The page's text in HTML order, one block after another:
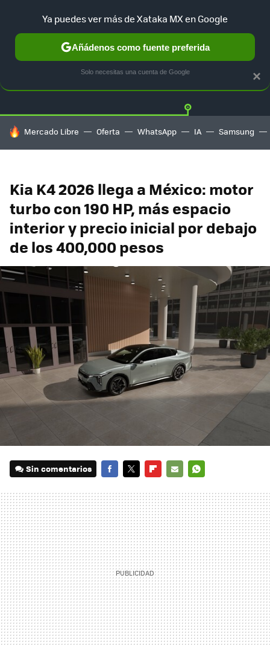
TESLA UBER AUTO ELECTRICO Twitter
HOY SE HABLA DE
Mercado Libre Oferta WhatsApp IA Samsung
Kia K4 2026 llega a México: motor
turbo con 190 HP, más espacio
interior y precio inicial por debajo
de los 400,000 pesos
Sin comentarios
MAIL
×
Ya puedes ver más de Xataka MX en Google
Añádenos como fuente preferida
Solo necesitas una cuenta de Google